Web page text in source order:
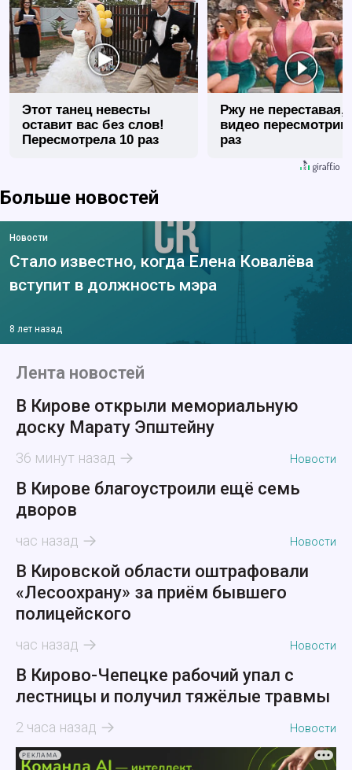
Этот танец невесты
оставит вас без слов!
Пересмотрела 10 раз
Ржу не переставая,
видео
раз
Больше новостей
Новости
Стало известно, когда Елена Ковалёва
вступит в должность мэра
8 лет назад
Лента новостей
В Кирове открыли мемориальную
доску Марату Эпштейну
36 минут назад Новости
В Кирове благоустроили ещё семь
дворов
час назад Новости
В Кировской области оштрафовали
«Лесоохрану» за приём бывшего
полицейского
час назад Новости
В Кирово-Чепецке рабочий упал с
лестницы и получил тяжёлые травмы
2 часа назад Новости
РЕКЛАМА